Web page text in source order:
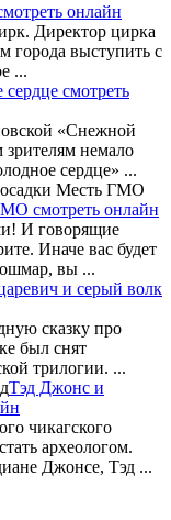
онлайн
Директор цирка
города выступить с
...
смотреть
«Снежной
немало
сердце» ...
смотреть онлайн
И говорящие
Иначе вас будет
вы ...
и серый волк
сказку про
был снят
трилогии. ...
Тэд Джонс и
чикагского
археологом.
Джонсе, Тэд ...